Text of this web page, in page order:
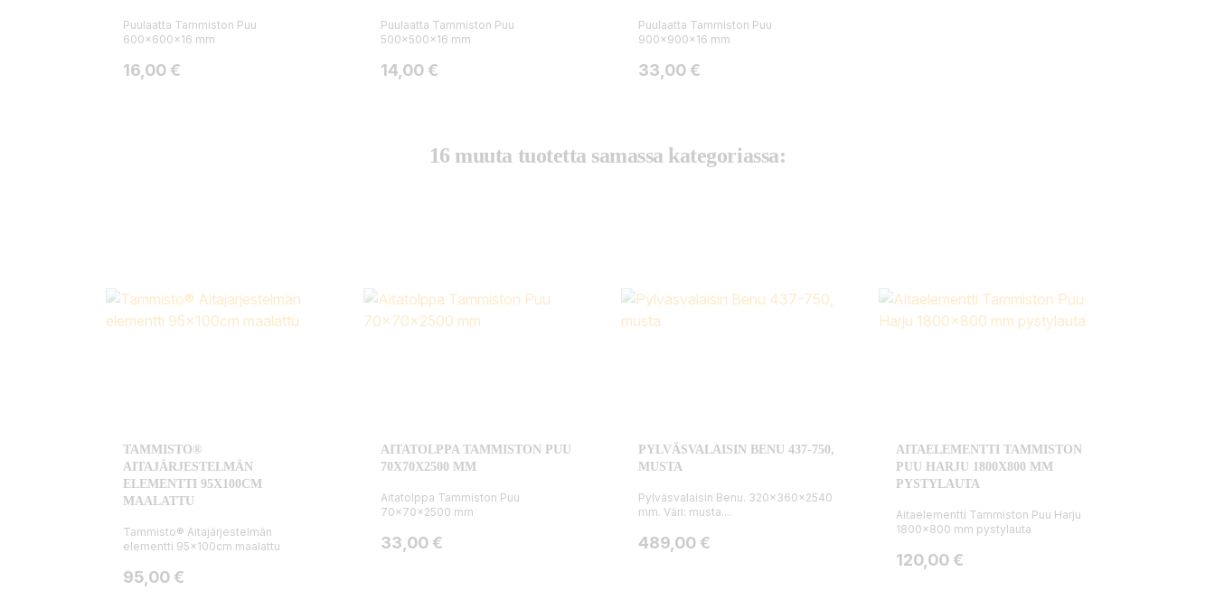
Puulaatta Tammiston Puu
600x600x16 mm
Hinta
16,00 €
Puulaatta Tammiston Puu
500x500x16 mm
Hinta
14,00 €
Puulaatta Tammiston Puu
900x900x16 mm
Hinta
33,00 €
16 muuta tuotetta samassa kategoriassa:
TAMMISTO®
AITAJÄRJESTELMÄN
ELEMENTTI 95X100CM
MAALATTU
Tammisto® Aitajärjestelmän
elementti 95x100cm maalattu
Hinta
95,00 €
AITATOLPPA TAMMISTON PUU
70X70X2500 MM
Aitatolppa Tammiston Puu
70x70x2500 mm
Hinta
33,00 €
PYLVÄSVALAISIN BENU 437-750,
MUSTA
Pylväsvalaisin Benu. 320x360x2540
mm. Väri: musta....
Hinta
489,00 €
AITAELEMENTTI TAMMISTON
PUU HARJU 1800X800 MM
PYSTYLAUTA
Aitaelementti Tammiston Puu Harju
1800x800 mm pystylauta
Hinta
120,00 €